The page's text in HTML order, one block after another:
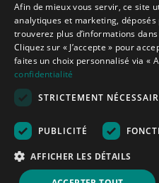
Amagard.com (Kranendonk B.V.)
Nederland|Deutschland België|
Kingdom
Afin de mieux vous servir, ce site
analytiques et marketing,
trouverez plus d’informations
Cliquez sur « J’accepte » pour
faites un choix personnalisé via «
confidentialité
STRICTEMENT
PUBLICITÉ
AFFICHER LES DÉTAILS